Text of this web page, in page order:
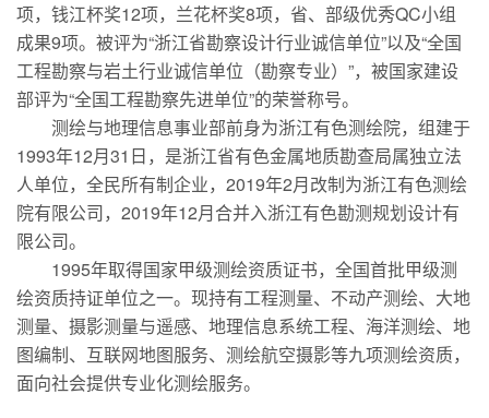
项，钱江杯奖12项，兰花杯奖8项，省、部级优秀QC小组
成果9项。被评为“浙江省勘察设计行业诚信单位”以及“全国
工程勘察与岩土行业诚信单位（勘察专业）”，被国家建设
部评为“全国工程勘察先进单位”的荣誉称号。
测绘与地理信息事业部前身为浙江有色测绘院，组建于
1993年12月31日，是浙江省有色金属地质勘查局属独立法
人单位，全民所有制企业，2019年2月改制为浙江有色测绘
院有限公司，2019年12月合并入浙江有色勘测规划设计有
限公司。
1995年取得国家甲级测绘资质证书，全国首批甲级测
绘资质持证单位之一。现持有工程测量、不动产测绘、大地
测量、摄影测量与遥感、地理信息系统工程、海洋测绘、地
图编制、互联网地图服务、测绘航空摄影等九项测绘资质，
面向社会提供专业化测绘服务。